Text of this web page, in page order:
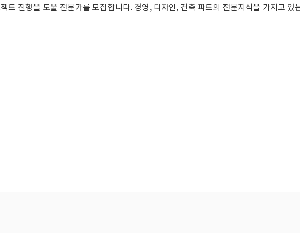
트 진행을 도울 전문가를 모집합니다. 경영, 디자인, 건축 파트의 전문지식을 가지고 있